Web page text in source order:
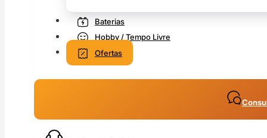
Baterias
Hobby / Tempo Livre
Ofertas